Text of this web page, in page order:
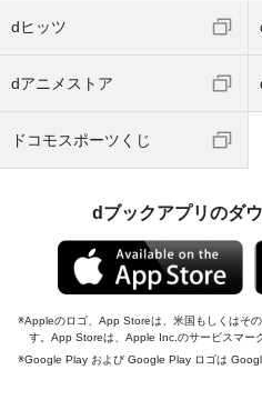
dヒッツ
dアニメストア
ドコモスポーツくじ
dブックアプリのダ
Appleのロゴ、App Storeは、米国もしくはそ
す。App Storeは、Apple Inc.のサービスマー
Google Play および Google Play ロゴは